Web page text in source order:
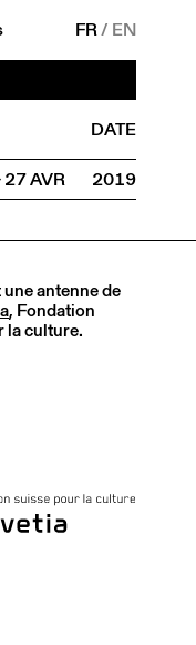
FR/ EN
DATE
27 AVR 2019
antenne de
, Fondation
la culture.